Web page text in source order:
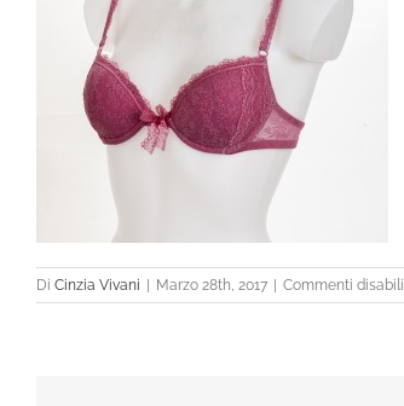
Di Cinzia Vivani | Marzo 28th, 2017 | Commenti